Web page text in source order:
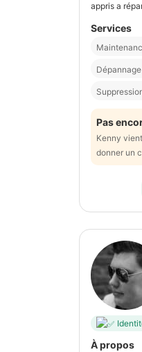
appris a
Services
Pas
Kenny
donner un
À propos